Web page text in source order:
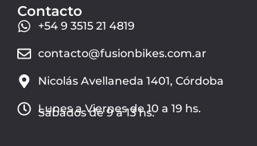
Contacto
+54 9 3515 21 4819
contacto@fusionbikes.com.ar
Nicolás Avellaneda 1401, Córdoba
Lunes a Viernes de 10 a 19 hs.
Sábados de 9 a 13 hs.